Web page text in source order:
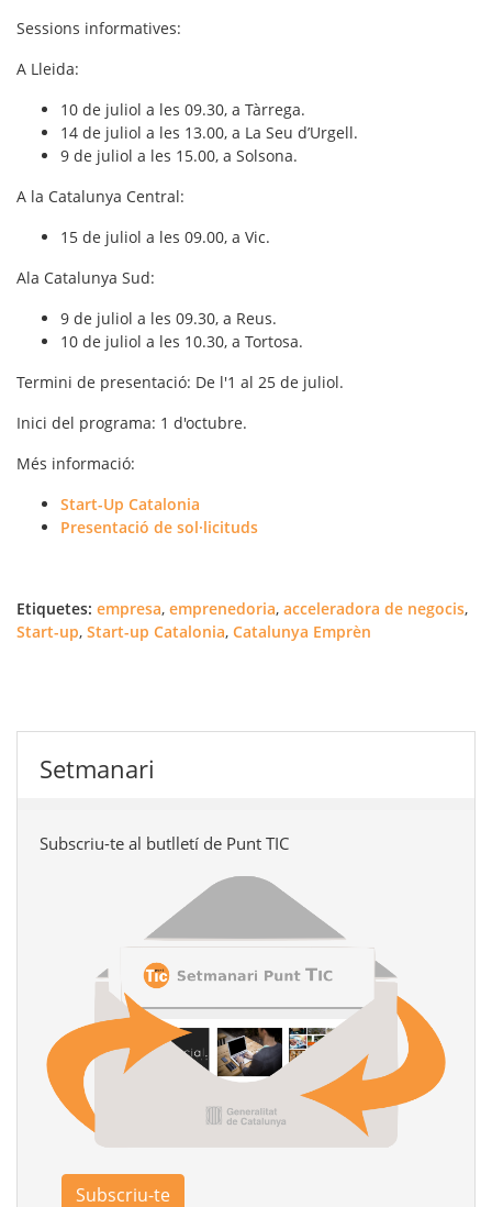
Sessions informatives:
A Lleida:
10 de juliol a les 09.30, a Tàrrega.
14 de juliol a les 13.00, a La Seu d’Urgell.
9 de juliol a les 15.00, a Solsona.
A la Catalunya Central:
15 de juliol a les 09.00, a Vic.
Ala Catalunya Sud:
9 de juliol a les 09.30, a Reus.
10 de juliol a les 10.30, a Tortosa.
Termini de presentació: De l'1 al 25 de juliol.
Inici del programa: 1 d'octubre.
Més informació:
Start-Up Catalonia
Presentació de sol·licituds
Etiquetes: empresa, emprenedoria, acceleradora de negocis,
Start-up, Start-up Catalonia, Catalunya Emprèn
Setmanari
Subscriu-te al butlletí de Punt TIC
Subscriu-te